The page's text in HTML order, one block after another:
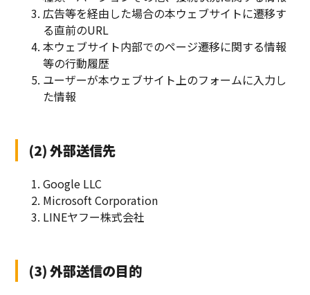
広告等を経由した場合の本ウェブサイトに遷移す
る直前のURL
本ウェブサイト内部でのページ遷移に関する情報
等の行動履歴
ユーザーが本ウェブサイト上のフォームに入力し
た情報
(2) 外部送信先
Google LLC
Microsoft Corporation
LINEヤフー株式会社
(3) 外部送信の目的